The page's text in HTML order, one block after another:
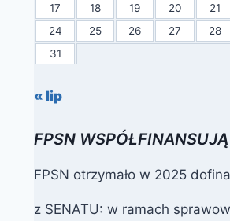
17
18 19 20 21
24
25 26 27 28
31
« lip
FPSN WSPÓŁFINANSUJĄ
FPSN otrzymało w 2025
z SENATU: w ramach